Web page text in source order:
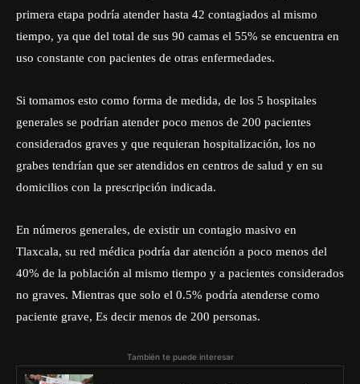
primera etapa podría atender hasta 42 contagiados al mismo
tiempo, ya que del total de sus 90 camas el 55% se encuentra en
uso constante con pacientes de otras enfermedades.
Si tomamos esto como forma de medida, de los 5 hospitales
generales se podrían atender poco menos de 200 pacientes
considerados graves y que requieran hospitalización, los no
grabes tendrían que ser atendidos en centros de salud y en su
domicilios con la prescripción indicada.
En números generales, de existir un contagio masivo en
Tlaxcala, su red médica podría dar atención a poco menos del
40% de la población al mismo tiempo y a pacientes considerados
no graves. Mientras que solo el 0.5% podría atenderse como
paciente grave, Es decir menos de 200 personas.
También te puede interesar